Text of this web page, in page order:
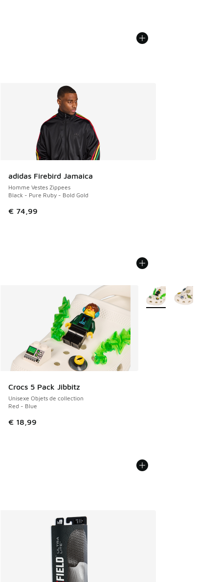
adidas Firebird Jamaica
Homme Vestes Zippees
Black - Pure Ruby - Bold Gold
€ 74,99
Crocs 5 Pack Jibbitz
Unisexe Objets de collection
Red - Blue
€ 18,99
Plus de couleurs